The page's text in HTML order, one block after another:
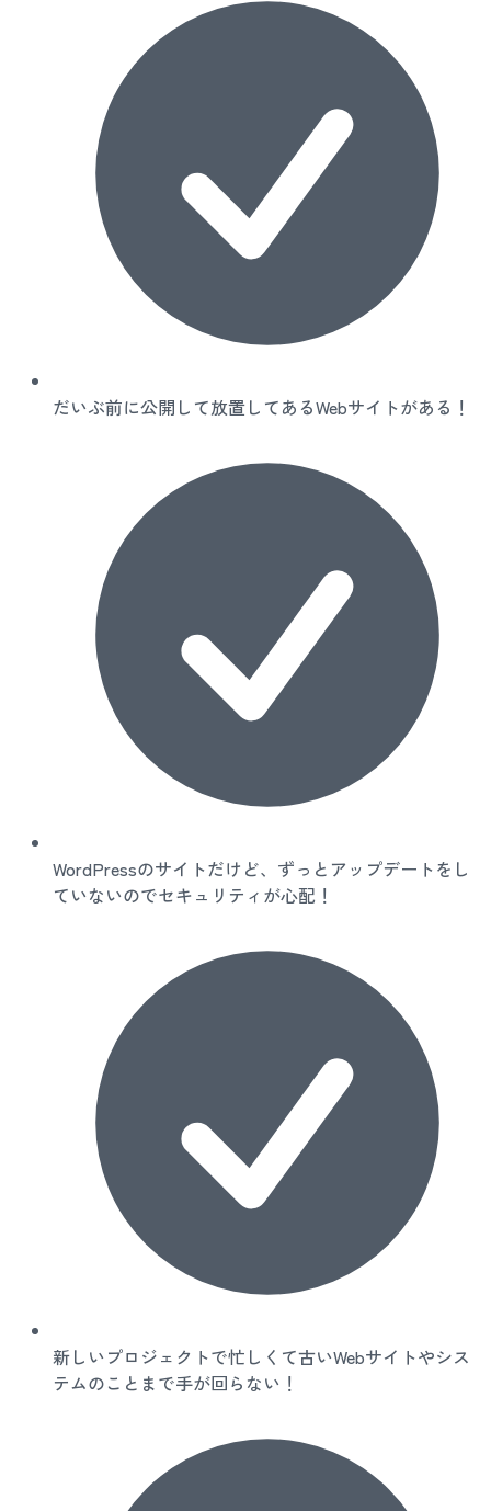
だいぶ前に公開して放置してあるWebサイトがある！
WordPressのサイトだけど、ずっとアップデートをし
ていないのでセキュリティが心配！
新しいプロジェクトで忙しくて古いWebサイトやシス
テムのことまで手が回らない！